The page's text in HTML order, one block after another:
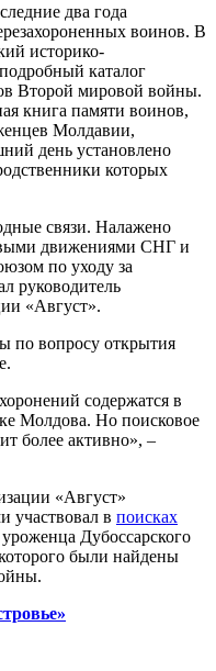
два года
воинов. В
историко-
каталог
Второй мировой войны.
книга памяти воинов,
Молдавии,
день установлено
которых
связи. Налажено
движениями СНГ и
по уходу за
руководитель
«Август».
по вопросу открытия
содержатся в
Молдова. Но поисковое
более активно», –
«Август»
участвовал в поисках
уроженца Дубоссарского
были найдены